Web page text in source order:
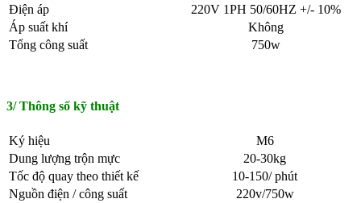
Điện áp
220V 1PH 50/60HZ +/- 10%
Áp suất khí
Không
Tổng công suất
750w
3/ Thông số kỹ thuật
Ký hiệu
M6
Dung lượng trộn mực
20-30kg
Tốc độ quay theo thiết kế
10-150/ phút
Nguồn điện / công suất
220v/750w